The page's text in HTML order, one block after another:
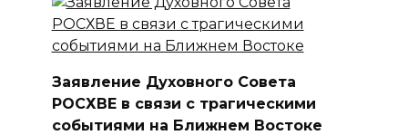
Заявление Духовного Совета
РОСХВЕ в связи с трагическими
событиями на Ближнем Востоке